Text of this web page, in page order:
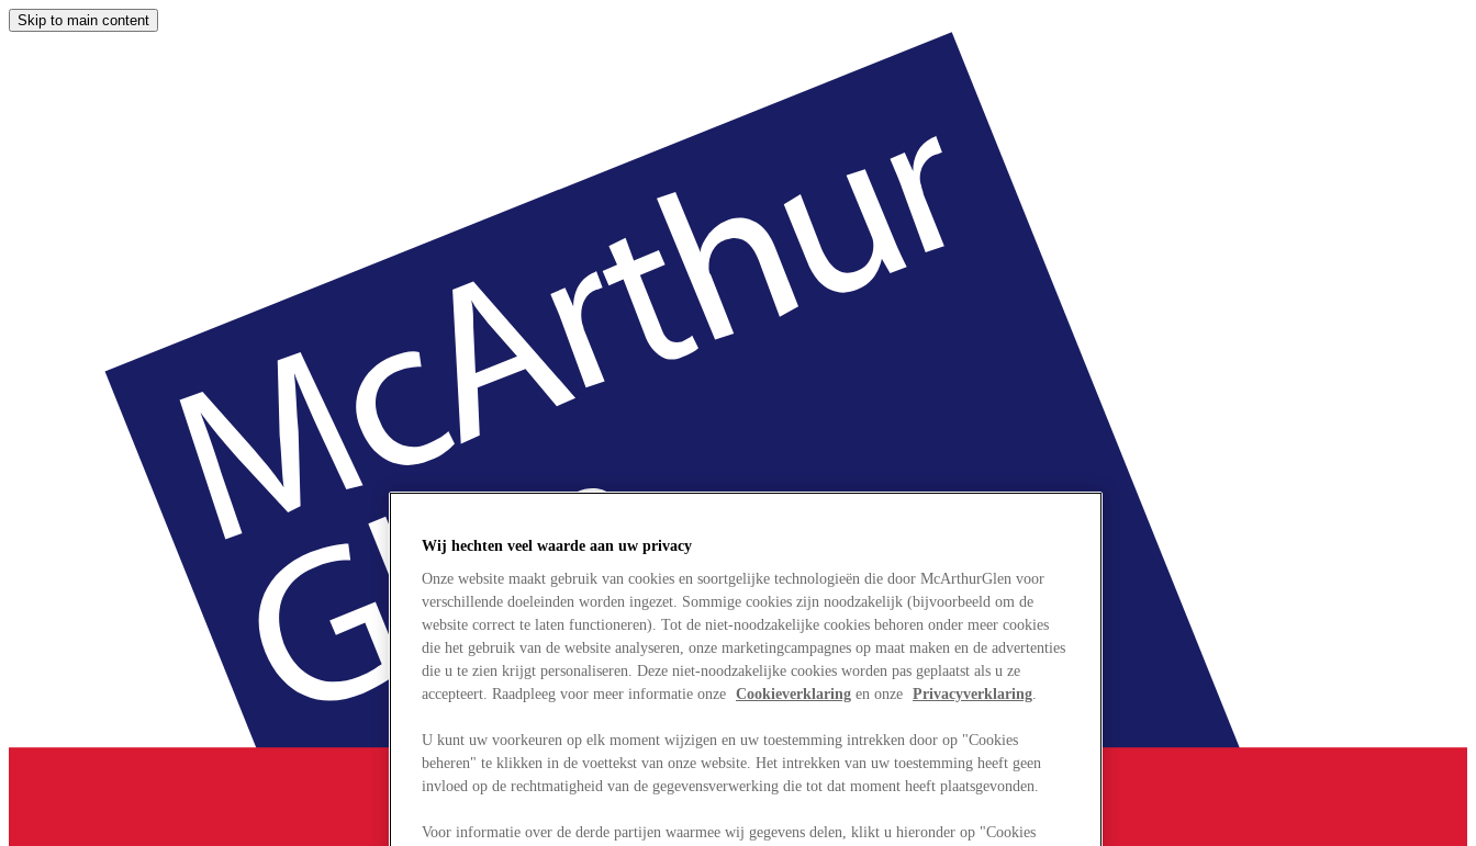
Skip to main content
Wij hechten veel waarde aan uw privacy
Onze website maakt gebruik van cookies en soortgelijke technologieën die door McArthurGlen voor
verschillende doeleinden worden ingezet. Sommige cookies zijn noodzakelijk (bijvoorbeeld om de
website correct te laten functioneren). Tot de niet-noodzakelijke cookies behoren onder meer cookies
die het gebruik van de website analyseren, onze marketingcampagnes op maat maken en de advertenties
die u te zien krijgt personaliseren. Deze niet-noodzakelijke cookies worden pas geplaatst als u ze
accepteert. Raadpleeg voor meer informatie onze Cookieverklaring en onze Privacyverklaring.
U kunt uw voorkeuren op elk moment wijzigen en uw toestemming intrekken door op "Cookies
beheren" te klikken in de voettekst van onze website. Het intrekken van uw toestemming heeft geen
invloed op de rechtmatigheid van de gegevensverwerking die tot dat moment heeft plaatsgevonden.
Voor informatie over de derde partijen waarmee wij gegevens delen, klikt u hieronder op "Cookies